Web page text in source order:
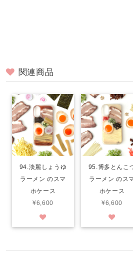
関連商品
94.淡麗しょうゆ
ラーメン のスマ
ホケース
¥6,600
95.博多とんこ
ラーメン のス
ホケース
¥6,600